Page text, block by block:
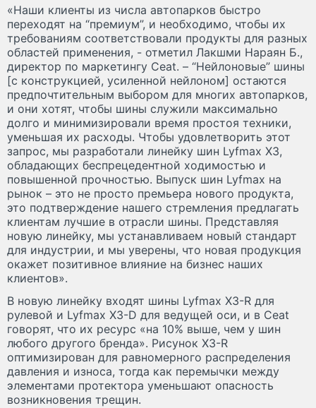
«Наши клиенты из числа автопарков быстро
переходят на “премиум”, и необходимо, чтобы их
требованиям соответствовали продукты для разных
областей применения, - отметил Лакшми Нараян Б.,
директор по маркетингу Ceat. – “Нейлоновые” шины
[с конструкцией, усиленной нейлоном] остаются
предпочтительным выбором для многих автопарков,
и они хотят, чтобы шины служили максимально
долго и минимизировали время простоя техники,
уменьшая их расходы. Чтобы удовлетворить этот
запрос, мы разработали линейку шин Lyfmax X3,
обладающих беспрецедентной ходимостью и
повышенной прочностью. Выпуск шин Lyfmax на
рынок – это не просто премьера нового продукта,
это подтверждение нашего стремления предлагать
клиентам лучшие в отрасли шины. Представляя
новую линейку, мы устанавливаем новый стандарт
для индустрии, и мы уверены, что новая продукция
окажет позитивное влияние на бизнес наших
клиентов».
В новую линейку входят шины Lyfmax X3-R для
рулевой и Lyfmax X3-D для ведущей оси, и в Ceat
говорят, что их ресурс «на 10% выше, чем у шин
любого другого бренда». Рисунок X3-R
оптимизирован для равномерного распределения
давления и износа, тогда как перемычки между
элементами протектора уменьшают опасность
возникновения трещин.